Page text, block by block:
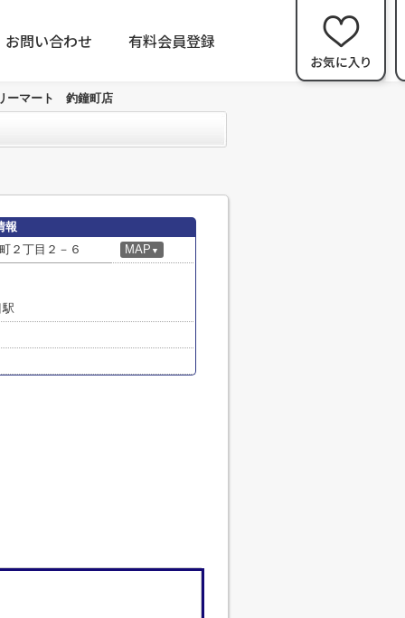
お問い合わせ 有料会員登録
ーマート 釣鐘町店
報
２丁目２－６ MAP ▼